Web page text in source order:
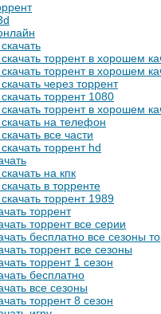
торрент в хорошем
торрент в хорошем
через торрент
торрент 1080
торрент в хорошем
на телефон
все части
торрент hd
на кпк
в торренте
торрент 1989
торрент
торрент все серии
бесплатно все сезоны
торрент все сезоны
торрент 1 сезон
бесплатно
все сезоны
торрент 8 сезон